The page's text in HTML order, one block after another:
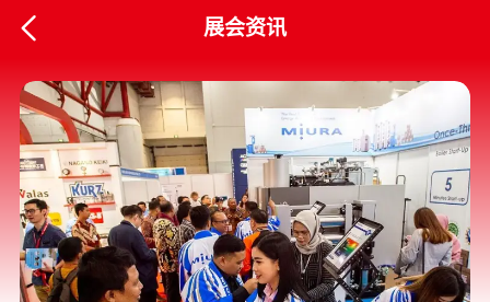
 展会资讯